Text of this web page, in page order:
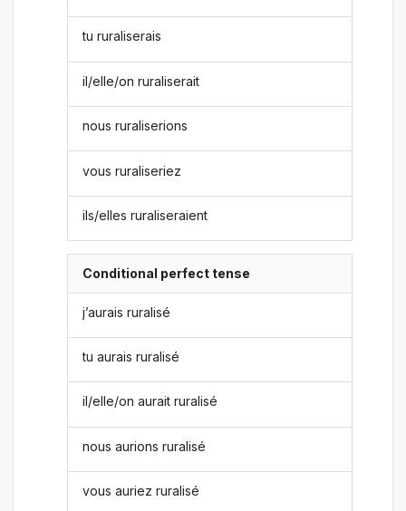
tu ruraliserais
il/elle/on ruraliserait
nous ruraliserions
vous ruraliseriez
ils/elles ruraliseraient
Conditional perfect tense
j’aurais ruralisé
tu aurais ruralisé
il/elle/on aurait ruralisé
nous aurions ruralisé
vous auriez ruralisé